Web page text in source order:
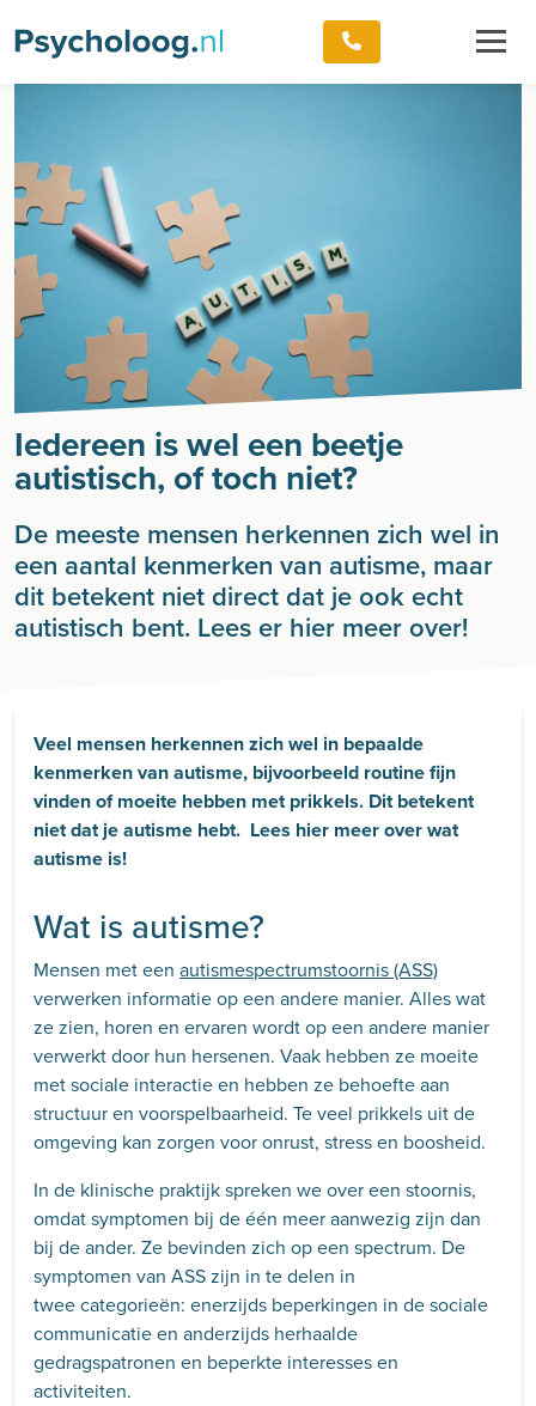
Iedereen is wel een beetje
autistisch, of toch niet?
De meeste mensen herkennen zich wel in
een aantal kenmerken van autisme, maar
dit betekent niet direct dat je ook echt
autistisch bent. Lees er hier meer over!
Veel mensen herkennen zich wel in bepaalde
kenmerken van autisme, bijvoorbeeld routine fijn
vinden of moeite hebben met prikkels. Dit betekent
niet dat je autisme hebt. Lees hier meer over wat
autisme is!
Wat is autisme?
Mensen met een autismespectrumstoornis (ASS)
verwerken informatie op een andere manier. Alles wat
ze zien, horen en ervaren wordt op een andere manier
verwerkt door hun hersenen. Vaak hebben ze moeite
met sociale interactie en hebben ze behoefte aan
structuur en voorspelbaarheid. Te veel prikkels uit de
omgeving kan zorgen voor onrust, stress en boosheid.
In de klinische praktijk spreken we over een stoornis,
omdat symptomen bij de één meer aanwezig zijn dan
bij de ander. Ze bevinden zich op een spectrum. De
symptomen van ASS zijn in te delen in
twee categorieën: enerzijds beperkingen in de sociale
communicatie en anderzijds herhaalde
gedragspatronen en beperkte interesses en
activiteiten.